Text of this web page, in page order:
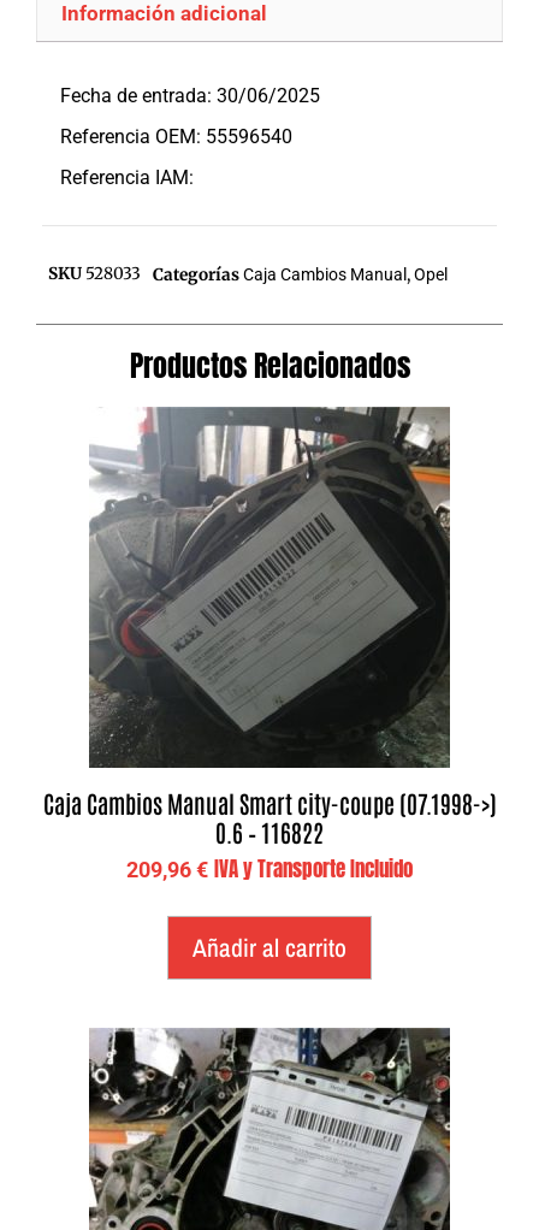
Información adicional
Fecha de entrada: 30/06/2025
Referencia OEM: 55596540
Referencia IAM:
SKU 528033 CategoríasCaja Cambios Manual ,Opel
Productos Relacionados
Caja Cambios Manual Smart city-coupe (07.1998->)
0.6 – 116822
209,96€ IVA y Transporte Incluido
Añadir al carrito